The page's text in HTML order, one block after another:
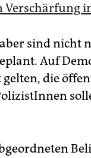
Verschärfung
sind nicht
Auf
die